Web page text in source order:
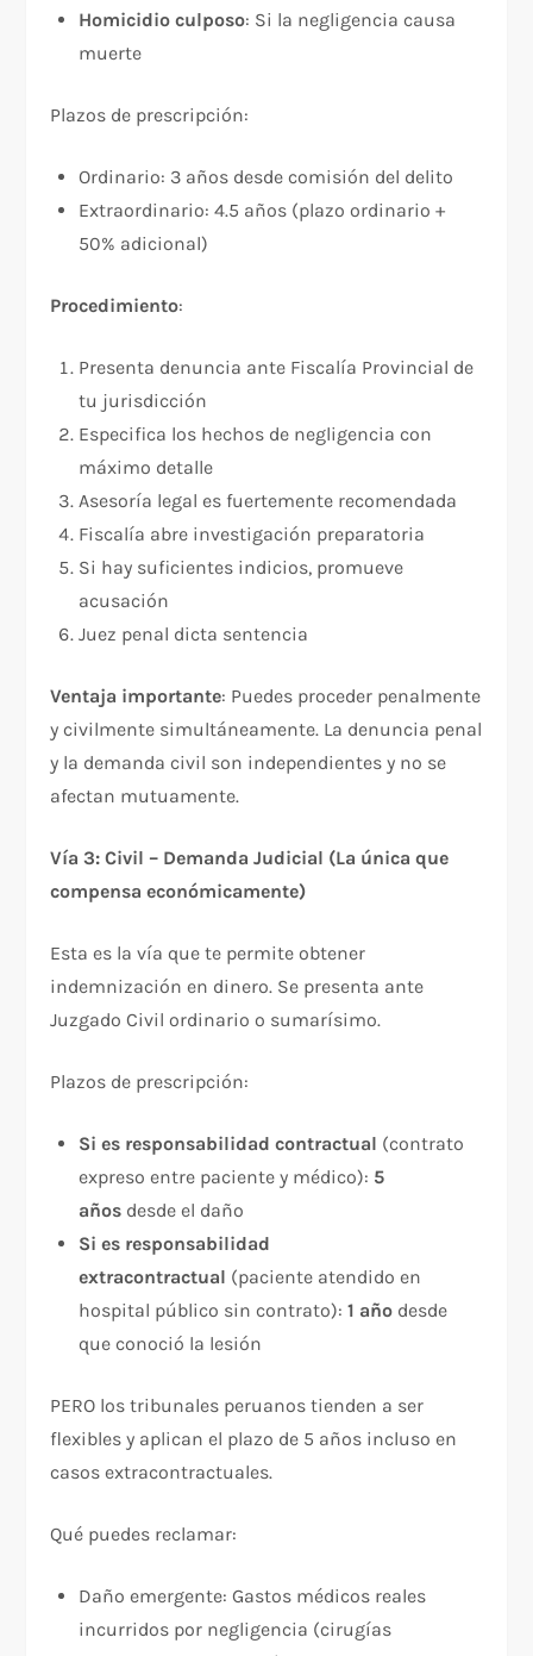
Homicidio culposo: Si la negligencia causa
muerte
Plazos de prescripción:​
Ordinario: 3 años desde comisión del delito
Extraordinario: 4.5 años (plazo ordinario +
50% adicional)
Procedimiento:​
Presenta denuncia ante Fiscalía Provincial de
tu jurisdicción
Especifica los hechos de negligencia con
máximo detalle
Asesoría legal es fuertemente recomendada
Fiscalía abre investigación preparatoria
Si hay suficientes indicios, promueve
acusación
Juez penal dicta sentencia
Ventaja importante: Puedes proceder penalmente
y civilmente simultáneamente. La denuncia penal
y la demanda civil son independientes y no se
afectan mutuamente.​
Vía 3: Civil – Demanda Judicial (La única que
compensa económicamente)
Esta es la vía que te permite obtener
indemnización en dinero. Se presenta ante
Juzgado Civil ordinario o sumarísimo.​
Plazos de prescripción:​
Si es responsabilidad contractual (contrato
expreso entre paciente y médico): 5
años desde el daño​
Si es responsabilidad
extracontractual (paciente atendido en
hospital público sin contrato):1 año desde
que conoció la lesión​
PERO los tribunales peruanos tienden a ser
flexibles y aplican el plazo de 5 años incluso en
casos extracontractuales.​
Qué puedes reclamar:​
Daño emergente: Gastos médicos reales
incurridos por negligencia (cirugías